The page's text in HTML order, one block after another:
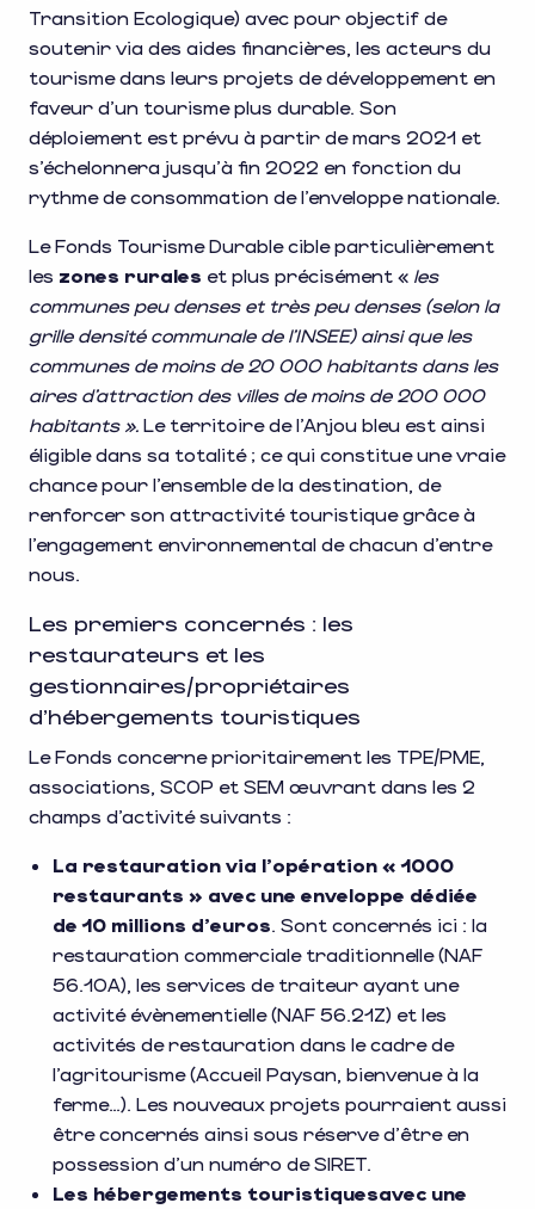
Transition Ecologique) avec pour objectif de
soutenir via des aides financières, les acteurs du
tourisme dans leurs projets de développement en
faveur d’un tourisme plus durable. Son
déploiement est prévu à partir de mars 2021 et
s’échelonnera jusqu’à fin 2022 en fonction du
rythme de consommation de l’enveloppe nationale.
Le Fonds Tourisme Durable cible particulièrement
les zones rurales et plus précisément « les
communes peu denses et très peu denses (selon la
grille densité communale de l’INSEE) ainsi que les
communes de moins de 20 000 habitants dans les
aires d’attraction des villes de moins de 200 000
habitants ». Le territoire de l’Anjou bleu est ainsi
éligible dans sa totalité ; ce qui constitue une vraie
chance pour l’ensemble de la destination, de
renforcer son attractivité touristique grâce à
l’engagement environnemental de chacun d’entre
nous.
Les premiers concernés : les
restaurateurs et les
gestionnaires/propriétaires
d’hébergements touristiques
Le Fonds concerne prioritairement les TPE/PME,
associations, SCOP et SEM œuvrant dans les 2
champs d’activité suivants :
La restauration via l’opération « 1000
restaurants » avec une enveloppe dédiée
de 10 millions d’euros. Sont concernés ici : la
restauration commerciale traditionnelle (NAF
56.10A), les services de traiteur ayant une
activité évènementielle (NAF 56.21Z) et les
activités de restauration dans le cadre de
l’agritourisme (Accueil Paysan, bienvenue à la
ferme…). Les nouveaux projets pourraient aussi
être concernés ainsi sous réserve d’être en
possession d’un numéro de SIRET.
Les hébergements touristiquesavec une